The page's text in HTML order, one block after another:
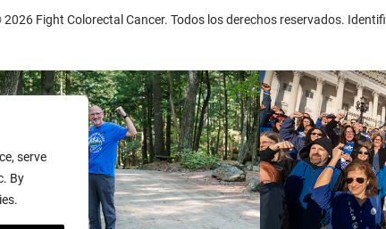
serve
By
Fight Colorectal Cancer. Todos los derechos reservados.